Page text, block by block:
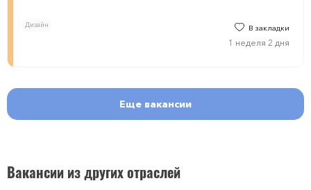
Дизайн В закладки
1 неделя 2 дня
Еще вакансии
Вакансии из других отраслей